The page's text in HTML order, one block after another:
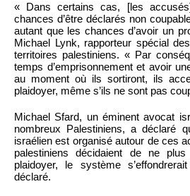
« Dans certains cas, [les
chances d’être déclarés non
autant que les chances d’avoir un
Michael Lynk, rapporteur spécial
territoires palestiniens. « Par
temps d’emprisonnement et avoir
au moment où ils sortiront, ils
plaidoyer, même s’ils ne sont pas
Michael Sfard, un éminent avocat
nombreux Palestiniens, a déclaré
israélien est organisé autour de ces
palestiniens décidaient de ne
plaidoyer, le système
déclaré.